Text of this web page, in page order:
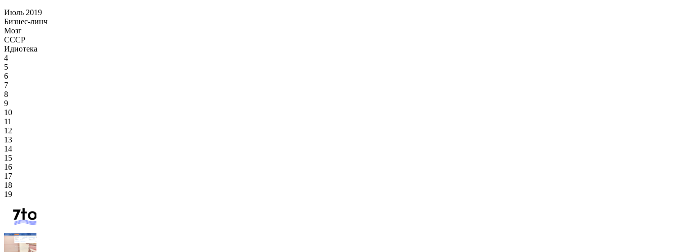
Июль 2019
Бизнес-линч
Мозг
СССР
Идиотека
4
5
6
7
8
9
10
11
12
13
14
15
16
17
18
19